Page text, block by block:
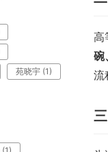
高
碗
流
苑晓宇 (1)